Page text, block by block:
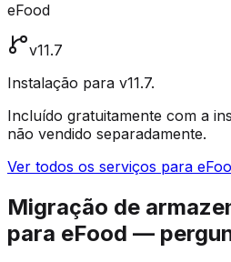
eFood
v11.7
Instalação para v11.7.
Incluído gratuitamente com a
não vendido separadamente.
Ver todos os serviços para
Migração de
para eFood —